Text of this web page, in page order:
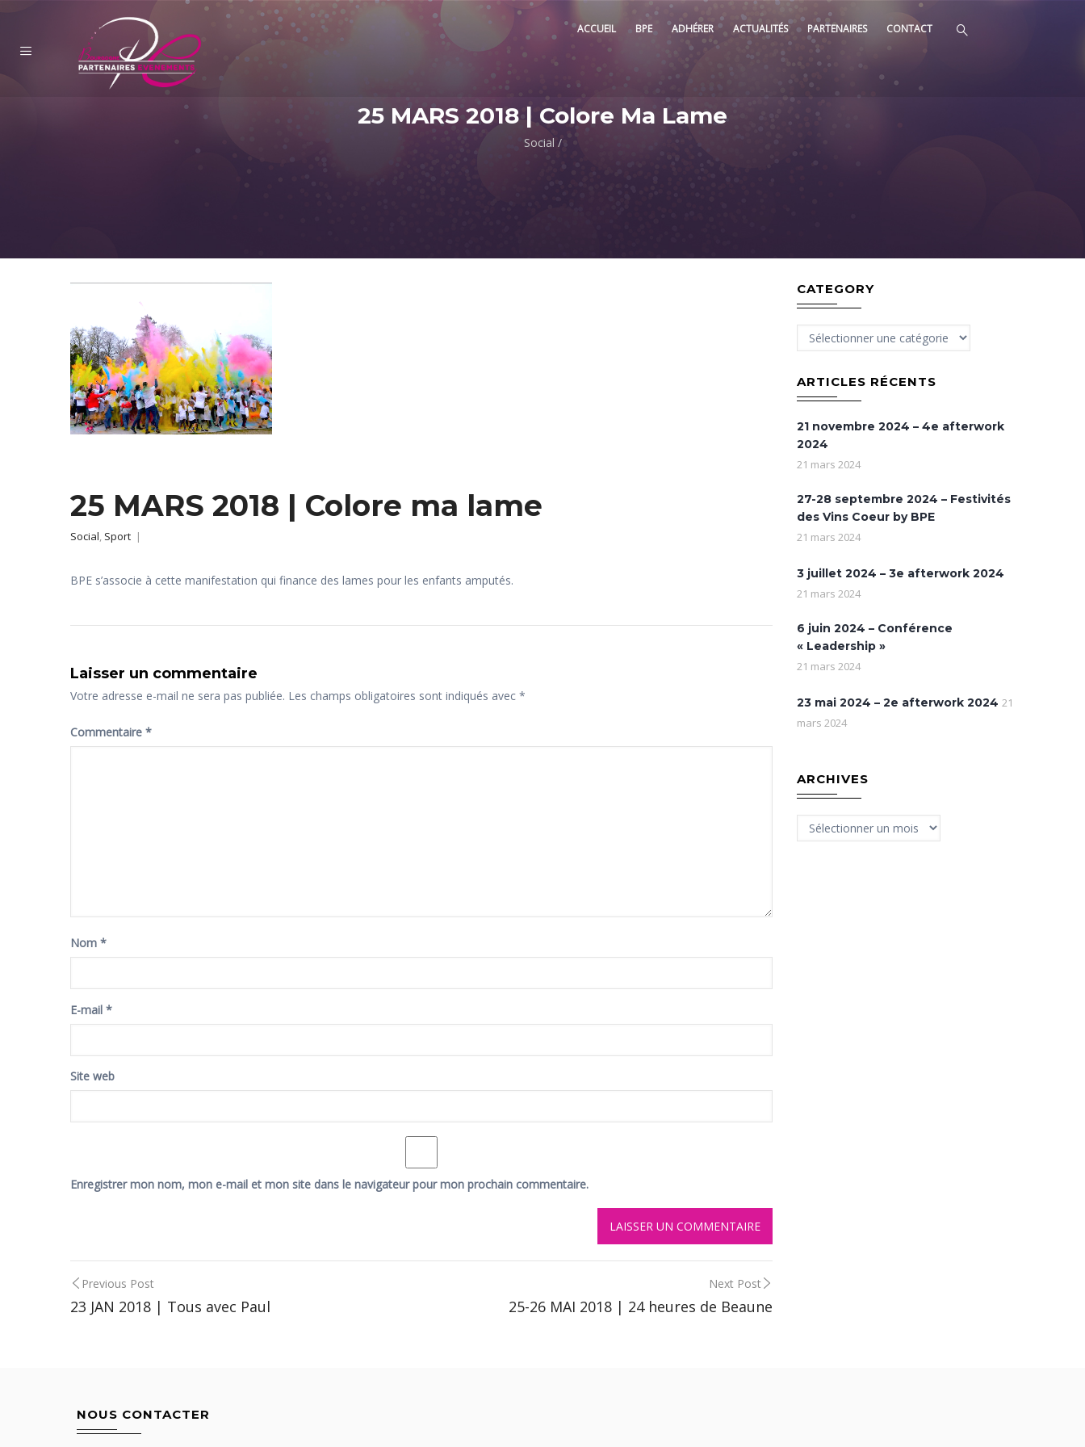
ACCUEIL BPE ADHÉRER ACTUALITÉS PARTENAIRES CONTACT
25 MARS 2018 | Colore Ma Lame
Social /
25 MARS 2018 | Colore ma lame
Social, Sport |
BPE s’associe à cette manifestation qui finance des lames pour les enfants amputés.
Laisser un commentaire
Votre adresse e-mail ne sera pas publiée. Les champs obligatoires sont indiqués avec *
Commentaire *
Nom *
E-mail *
Site web
Enregistrer mon nom, mon e-mail et mon site dans le navigateur pour mon prochain commentaire.
Post
navigation
Previous Post
23 JAN 2018 | Tous avec Paul
Next Post
25-26 MAI 2018 | 24 heures de Beaune
CATEGORY
Category
ARTICLES RÉCENTS
21 novembre 2024 – 4e afterwork
2024
21 mars 2024
27-28 septembre 2024 – Festivités
des Vins Coeur by BPE
21 mars 2024
3 juillet 2024 – 3e afterwork 2024
21 mars 2024
6 juin 2024 – Conférence
« Leadership »
21 mars 2024
23 mai 2024 – 2e afterwork 2024 21
mars 2024
ARCHIVES
Archives
NOUS CONTACTER